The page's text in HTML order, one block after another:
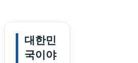
대한민
국이야